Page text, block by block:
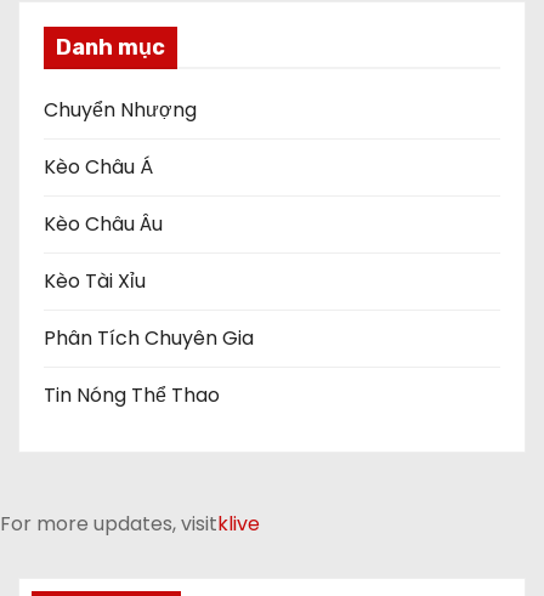
Danh mục
Chuyển Nhượng
Kèo Châu Á
Kèo Châu Âu
Kèo Tài Xỉu
Phân Tích Chuyên Gia
Tin Nóng Thể Thao
For more updates, visitklive